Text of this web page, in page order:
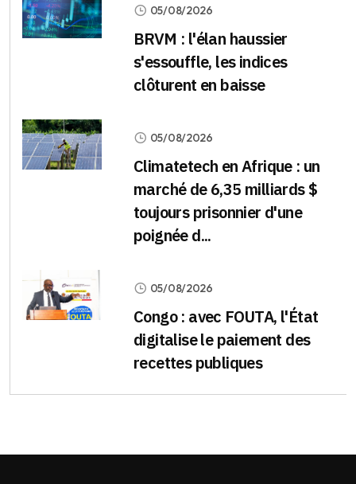
05/08/2026
BRVM : l'élan haussier
s'essouffle, les indices
clôturent en baisse
05/08/2026
Climatetech en Afrique : un
marché de 6,35 milliards $
toujours prisonnier d'une
poignée d...
05/08/2026
Congo : avec FOUTA, l'État
digitalise le paiement des
recettes publiques